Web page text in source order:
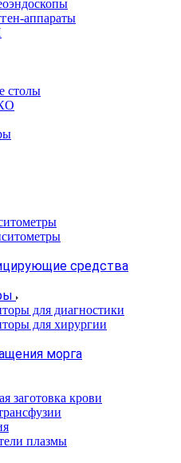
аппараты
столы
средства
для диагностики
для хирургии
морга
заготовка крови
плазмы